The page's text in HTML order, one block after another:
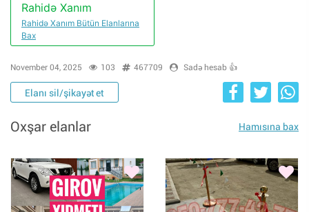
Rahidə Xanım
Rahidə Xanım Bütün Elanlarına
Bax
November 04, 2025 103 467709 Sadə hesab 👍
Elanı sil/şikayət et
Oxşar elanlar Hamısına bax